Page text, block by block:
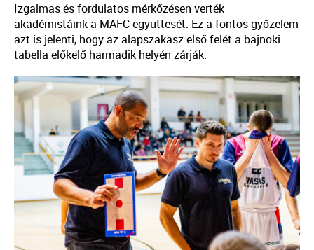
Izgalmas és fordulatos mérkőzésen verték
akadémistáink a MAFC együttesét. Ez a fontos győzelem
azt is jelenti, hogy az alapszakasz első felét a bajnoki
tabella előkelő harmadik helyén zárják.